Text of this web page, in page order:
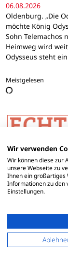
06.08.2026
Oldenburg. „Die
möchte König
Sohn Telemachos
Heimweg wird
Odysseus steht
Meistgelesen
Wir verwenden
Wir können diese zur
unsere Webseite zu
Ihnen ein großartiges
Informationen zu den
Einstellungen.